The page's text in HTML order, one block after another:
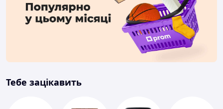
Тебе зацікавить